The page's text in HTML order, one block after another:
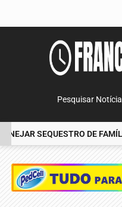
Pesquisar Notícia
SEQUESTRO DE FAMÍLIA